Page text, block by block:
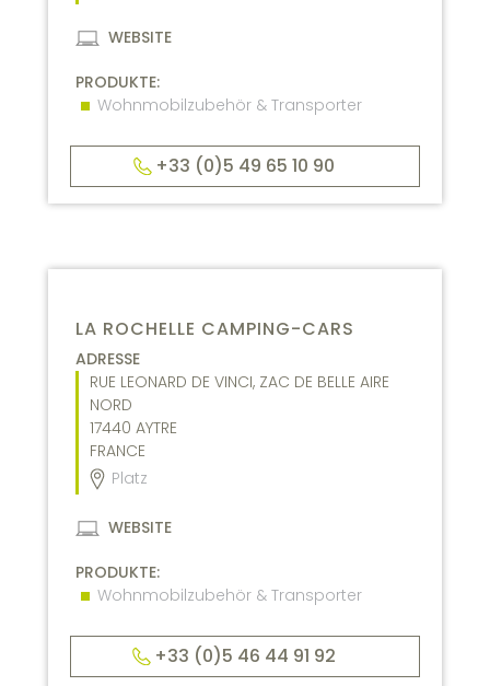
WEBSITE
PRODUKTE:
Wohnmobilzubehör & Transporter
+33 (0)5 49 65 10 90
LA ROCHELLE CAMPING-CARS
ADRESSE
RUE LEONARD DE VINCI, ZAC DE BELLE AIRE
NORD
17440 AYTRE
FRANCE
Platz
WEBSITE
PRODUKTE:
Wohnmobilzubehör & Transporter
+33 (0)5 46 44 91 92